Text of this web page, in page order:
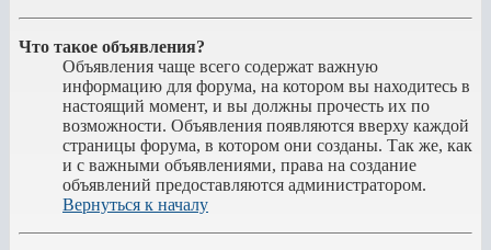
Что такое объявления?
Объявления чаще всего содержат важную
информацию для форума, на котором вы находитесь в
настоящий момент, и вы должны прочесть их по
возможности. Объявления появляются вверху каждой
страницы форума, в котором они созданы. Так же, как
и с важными объявлениями, права на создание
объявлений предоставляются администратором.
Вернуться к началу